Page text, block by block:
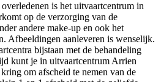
is het uitvaartcentrum in
op de verzorging van de
andere make-up en ook het
Afbeeldingen aanleveren is wenselijk.
bijstaan met de behandeling
kunt je in uitvaartcentrum Arrien
om afscheid te nemen van de